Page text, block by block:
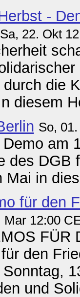
-
Sa, 22. Okt
die
diesem
So,
am
des DGB
Mai in
für den
Mar 12:00
FÜR
den
und